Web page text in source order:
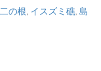
二の根, イスズミ礁,島